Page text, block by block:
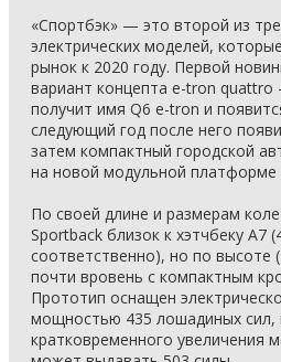
«Спортбэк» — это второй из
электрических моделей,
рынок к 2020 году. Первой
вариант концепта e-tron
получит имя Q6 e-tron и
следующий год после него
затем компактный городской
на новой модульной платформе
По своей длине и размерам
Sportback близок к хэтчбеку A7
соответственно), но по высоте
почти вровень с компактным
Прототип оснащен
мощностью 435 лошадиных сил,
кратковременного увеличения